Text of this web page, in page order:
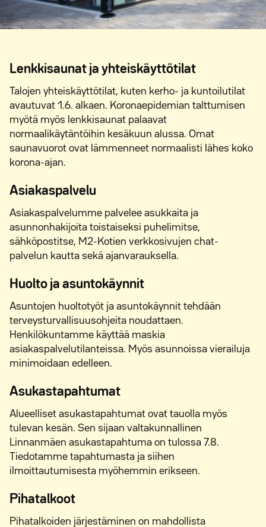
Lenkkisaunat ja yhteiskäyttötilat
Talojen yhteiskäyttötilat, kuten kerho- ja kuntoilutilat
avautuvat 1.6. alkaen. Koronaepidemian talttumisen
myötä myös lenkkisaunat palaavat
normaalikäytäntöihin kesäkuun alussa. Omat
saunavuorot ovat lämmenneet normaalisti lähes koko
korona-ajan.
Asiakaspalvelu
Asiakaspalvelumme palvelee asukkaita ja
asunnonhakijoita toistaiseksi puhelimitse,
sähköpostitse, M2-Kotien verkkosivujen chat-
palvelun kautta sekä ajanvarauksella.
Huolto ja asuntokäynnit
Asuntojen huoltotyöt ja asuntokäynnit tehdään
terveysturvallisuusohjeita noudattaen.
Henkilökuntamme käyttää maskia
asiakaspalvelutilanteissa. Myös asunnoissa vierailuja
minimoidaan edelleen.
Asukastapahtumat
Alueelliset asukastapahtumat ovat tauolla myös
tulevan kesän. Sen sijaan valtakunnallinen
Linnanmäen asukastapahtuma on tulossa 7.8.
Tiedotamme tapahtumasta ja siihen
ilmoittautumisesta myöhemmin erikseen.
Pihatalkoot
Pihatalkoiden järjestäminen on mahdollista